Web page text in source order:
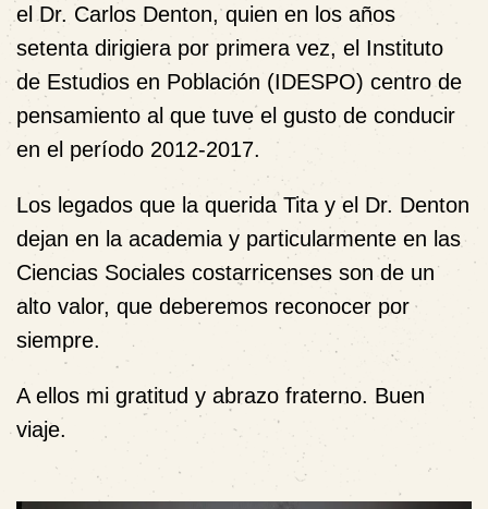
el Dr. Carlos Denton, quien en los años
setenta dirigiera por primera vez, el Instituto
de Estudios en Población (IDESPO) centro de
pensamiento al que tuve el gusto de conducir
en el período 2012-2017.
Los legados que la querida Tita y el Dr. Denton
dejan en la academia y particularmente en las
Ciencias Sociales costarricenses son de un
alto valor, que deberemos reconocer por
siempre.
A ellos mi gratitud y abrazo fraterno. Buen
viaje.